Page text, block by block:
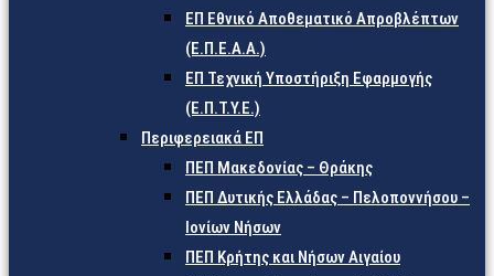
ΕΠ Εθνικό Αποθεματικό Απροβλέπτων
(Ε.Π.Ε.Α.Α.)
ΕΠ Τεχνική Υποστήριξη Εφαρμογής
(Ε.Π.Τ.Υ.Ε.)
Περιφερειακά ΕΠ
ΠΕΠ Μακεδονίας – Θράκης
ΠΕΠ Δυτικής Ελλάδας – Πελοποννήσου –
Ιονίων Νήσων
ΠΕΠ Κρήτης και Νήσων Αιγαίου